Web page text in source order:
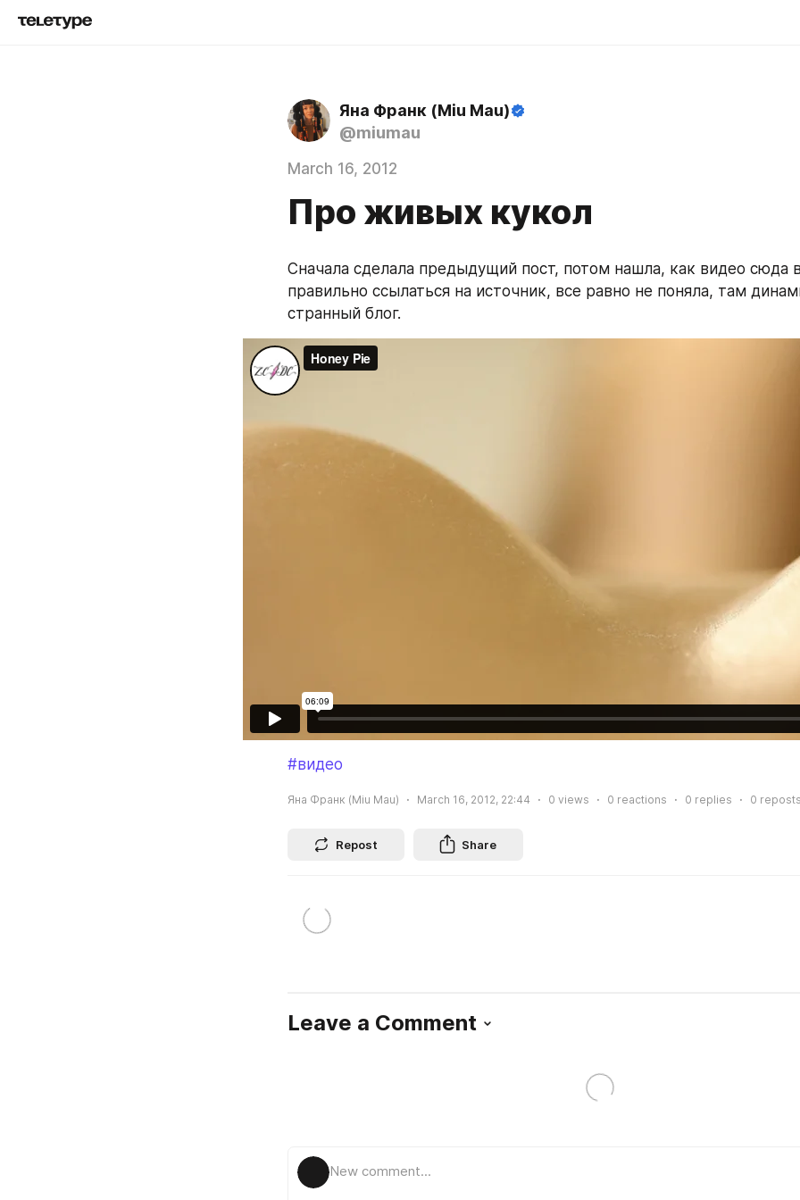
Яна Франк (Miu Mau)
@miumau
March 16, 2012
Про живых кукол
Сначала сделала предыдущий пост, потом нашла, как видео сюда
правильно ссылаться на источник, все равно не поняла, там
странный блог.
#видео
Яна Франк (Miu Mau) March 16, 2012, 22:44 0 views 0 reactions 0 replies 0
Repost Share
Leave a Comment